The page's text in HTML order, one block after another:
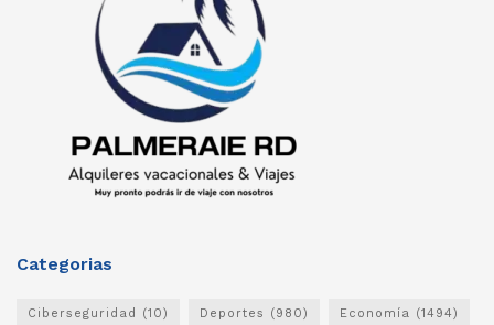
Categorias
Ciberseguridad (10) Deportes (980) Economía (1494)